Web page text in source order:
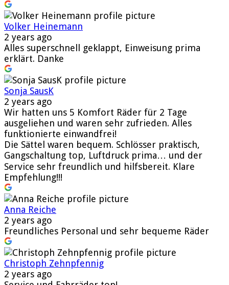
Volker Heinemann
2 years ago
Alles superschnell geklappt, Einweisung prima
erklärt. Danke
Sonja SausK
2 years ago
Wir hatten uns 5 Komfort Räder für 2 Tage
ausgeliehen und waren sehr zufrieden. Alles
funktionierte einwandfrei!
Die Sättel waren bequem. Schlösser praktisch,
Gangschaltung top, Luftdruck prima… und der
Service sehr freundlich und hilfsbereit. Klare
Empfehlung!!!
Anna Reiche
2 years ago
Freundliches Personal und sehr bequeme Räder
Christoph Zehnpfennig
2 years ago